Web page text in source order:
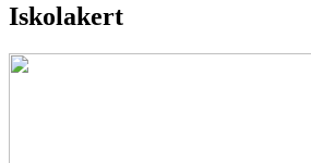
Iskolakert